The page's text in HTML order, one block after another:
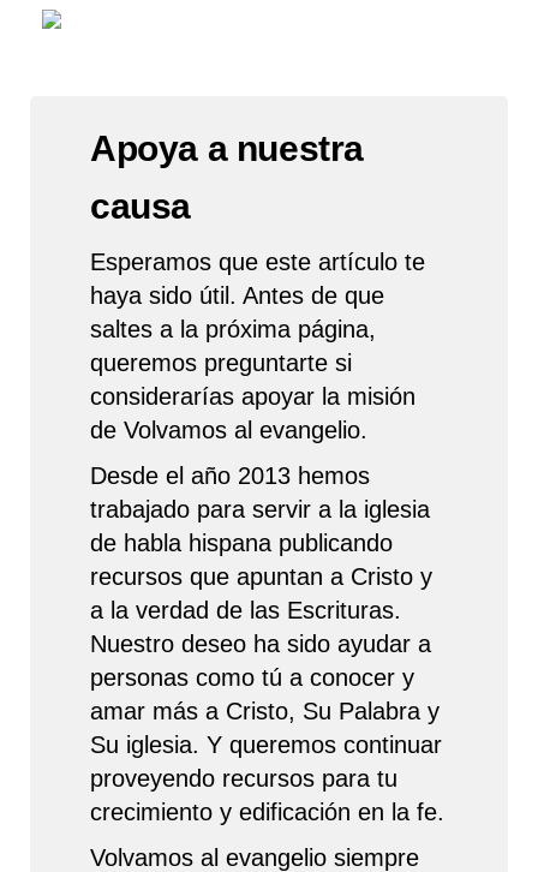
Apoya a nuestra
causa
Esperamos que este artículo te
haya sido útil. Antes de que
saltes a la próxima página,
queremos preguntarte si
considerarías apoyar la misión
de Volvamos al evangelio.
Desde el año 2013 hemos
trabajado para servir a la iglesia
de habla hispana publicando
recursos que apuntan a Cristo y
a la verdad de las Escrituras.
Nuestro deseo ha sido ayudar a
personas como tú a conocer y
amar más a Cristo, Su Palabra y
Su iglesia. Y queremos continuar
proveyendo recursos para tu
crecimiento y edificación en la fe.
Volvamos al evangelio siempre